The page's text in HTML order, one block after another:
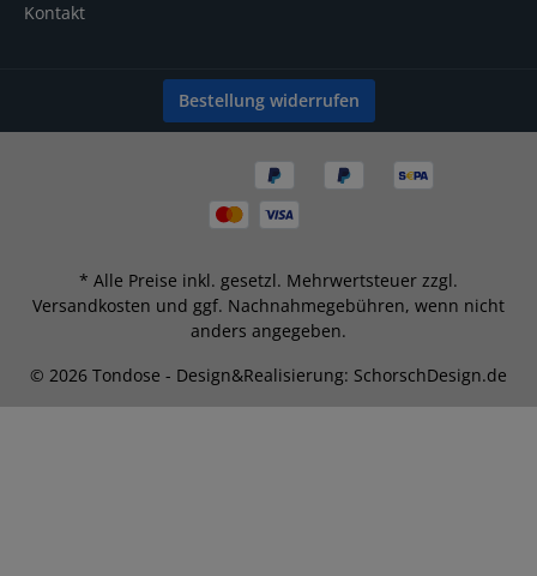
Kontakt
Bestellung widerrufen
© 2026 Tondose - Design&Realisierung: SchorschDesign.de
* Alle Preise inkl. gesetzl. Mehrwertsteuer zzgl.
Versandkosten und ggf. Nachnahmegebühren, wenn nicht
anders angegeben.